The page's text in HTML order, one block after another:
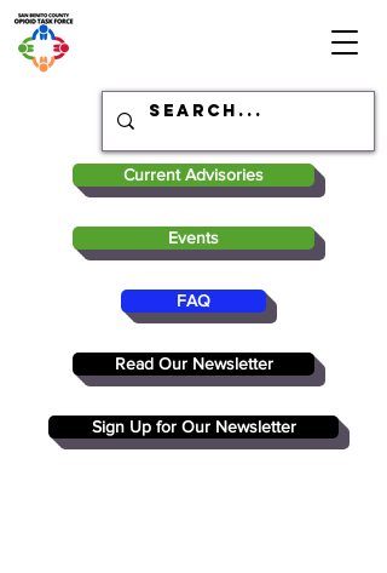
Current Advisories
Events
FAQ
Read Our Newsletter
Sign Up for Our Newsletter